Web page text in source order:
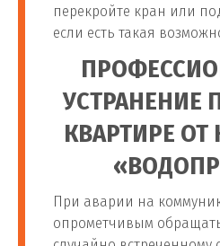
перекройте кран или
если есть такая
УСТРАНЕНИЕ
КВАРТИРЕ
При аварии на
опрометчивым